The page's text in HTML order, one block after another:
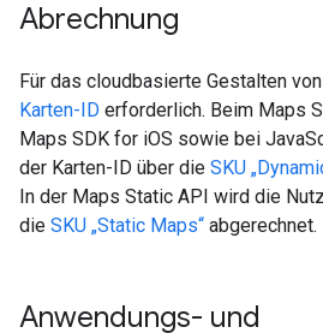
Abrechnung
Für das cloudbasierte Gestalten
Karten-ID erforderlich. Beim Maps
Maps SDK for iOS sowie bei
der Karten-ID über die SKU
In der Maps Static API wird die
die SKU „Static Maps“ abgerechnet.
Anwendungs- und